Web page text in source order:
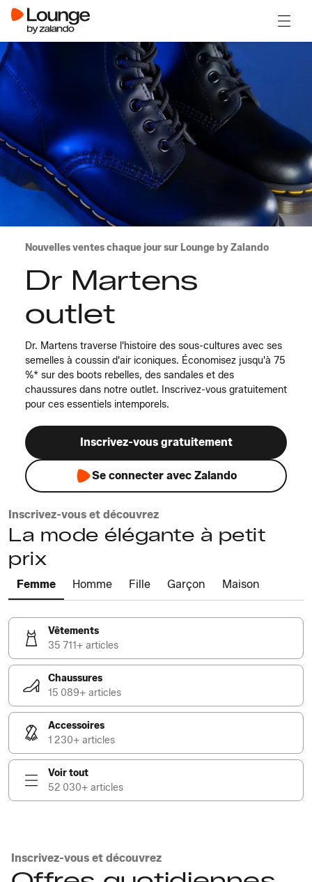
Nouvelles ventes chaque jour sur Lounge by Zalando
Dr Martens
outlet
Dr. Martens traverse l'histoire des sous-cultures avec ses
semelles à coussin d'air iconiques. Économisez jusqu'à 75
%* sur des boots rebelles, des sandales et des
chaussures dans notre outlet. Inscrivez-vous gratuitement
pour ces essentiels intemporels.
Inscrivez-vous gratuitement
Se connecter avec Zalando
Inscrivez-vous et découvrez
La mode élégante à petit
prix
Femme Homme Fille Garçon Maison
Vêtements
35 711+ articles
Chaussures
15 089+ articles
Accessoires
1 230+ articles
Voir tout
52 030+ articles
Inscrivez-vous et découvrez